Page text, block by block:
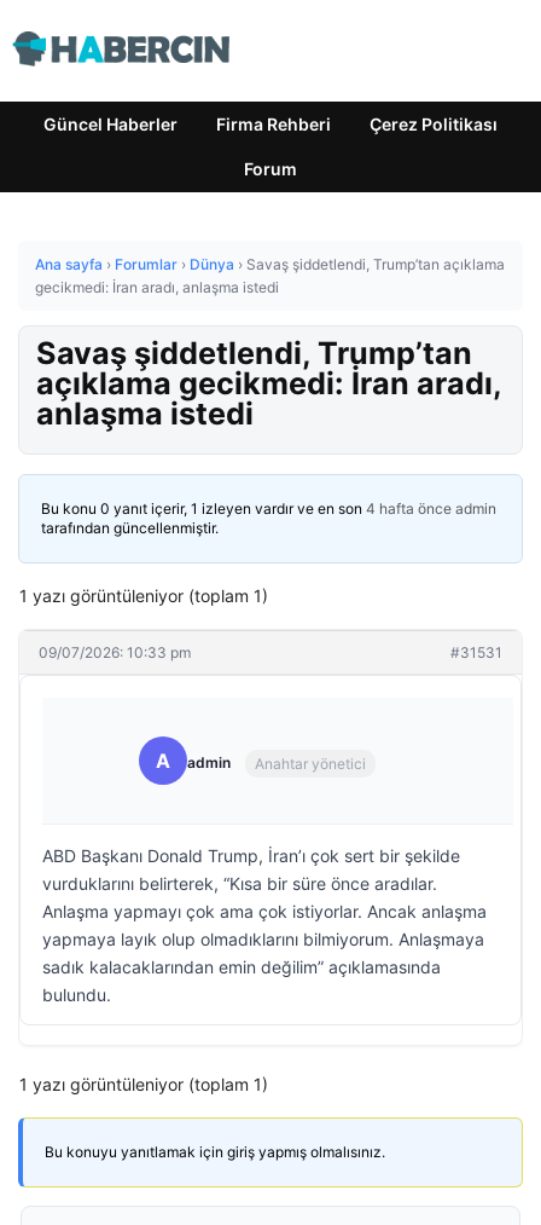
Güncel Haberler Firma Rehberi Çerez Politikası
Forum
Ana sayfa › Forumlar › Dünya › Savaş şiddetlendi, Trump’tan açıklama
gecikmedi: İran aradı, anlaşma istedi
Savaş şiddetlendi, Trump’tan
açıklama gecikmedi: İran aradı,
anlaşma istedi
Bu konu 0 yanıt içerir, 1 izleyen vardır ve en son 4 hafta önce admin
tarafından güncellenmiştir.
1 yazı görüntüleniyor (toplam 1)
09/07/2026: 10:33 pm #31531
A admin Anahtar yönetici
ABD Başkanı Donald Trump, İran’ı çok sert bir şekilde
vurduklarını belirterek, “Kısa bir süre önce aradılar.
Anlaşma yapmayı çok ama çok istiyorlar. Ancak anlaşma
yapmaya layık olup olmadıklarını bilmiyorum. Anlaşmaya
sadık kalacaklarından emin değilim” açıklamasında
bulundu.
1 yazı görüntüleniyor (toplam 1)
Bu konuyu yanıtlamak için giriş yapmış olmalısınız.